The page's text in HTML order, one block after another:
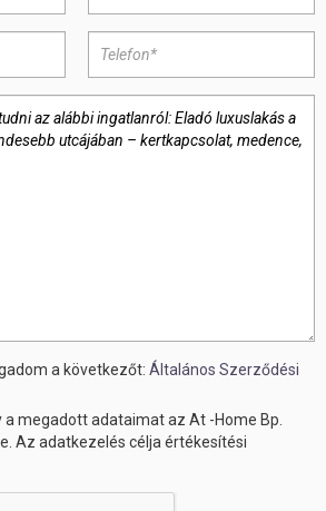
a következőt:Általános Szerződési
a megadott adataimat az At -Home Bp.
Az adatkezelés célja értékesítési